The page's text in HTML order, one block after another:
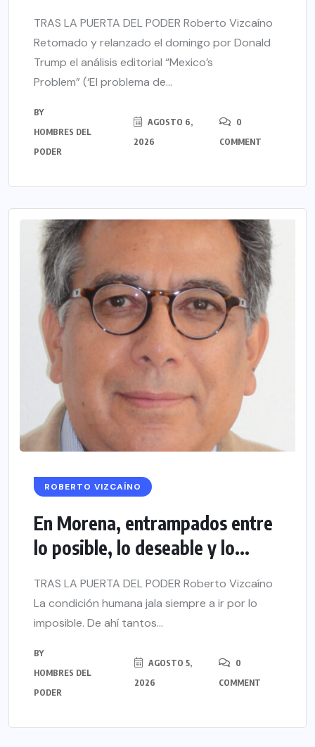
TRAS LA PUERTA DEL PODER Roberto Vizcaíno
Retomado y relanzado el domingo por Donald
Trump el análisis editorial “Mexico’s
Problem” (‘El problema de...
BY
HOMBRES DEL
PODER
AGOSTO 6,
2026
0
COMMENT
ROBERTO VIZCAÍNO
En Morena, entrampados entre
lo posible, lo deseable y lo...
TRAS LA PUERTA DEL PODER Roberto Vizcaíno
La condición humana jala siempre a ir por lo
imposible. De ahí tantos...
BY
HOMBRES DEL
PODER
AGOSTO 5,
2026
0
COMMENT